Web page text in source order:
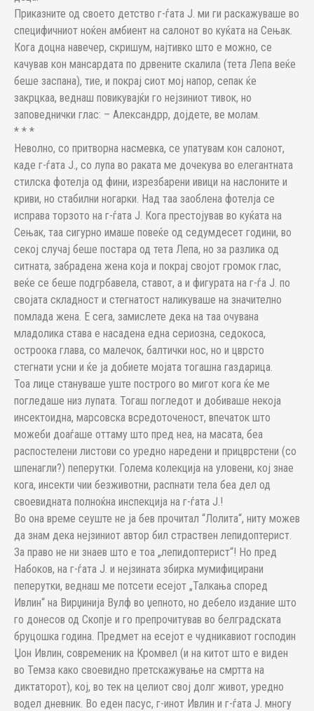
Приказните од своето детство г-ѓата Ј. ми ги раскажуваше во
специфичниот ноќен амбиент на салонот во куќата на Сењак.
Кога доцна навечер, скришум, најтивко што е можно, се
качував кон мансардата по дрвените скалила (тета Лепа веќе
беше заспана), тие, и покрај сиот мој напор, сепак ќе
закрцкаа, веднаш повикувајќи го нејзиниот тивок, но
заповеднички глас: – Александрр, дојдете, ве молам.
* * *
Неволно, со притворна насмевка, се упатувам кон салонот,
каде г-ѓата Ј., со лупа во раката ме дочекува во елегантната
стилска фотелја од фини, изрезбарени ивици на наслоните и
криви, но стабилни ногарки. Над таа заоблена фотелја се
исправа торзото на г-ѓата Ј. Кога престојував во куќата на
Сењак, таа сигурно имаше повеќе од седумдесет години, во
секој случај беше постара од тета Лепа, но за разлика од
ситната, забрадена жена која и покрај својот громок глас,
веќе се беше подгрбавела, ставот, а и фигурата на г-ѓа Ј. по
својата складност и стегнатост наликуваше на значително
помлада жена. Е сега, замислете дека на таа очувана
младолика става е насадена една сериозна, седокоса,
остроока глава, со малечок, балтички нос, но и цврсто
стегнати усни и ќе ја добиете мојата тогашна газдарица.
Тоа лице стануваше уште построго во мигот кога ќе ме
погледаше низ лупата. Тогаш погледот и добиваше некоја
инсектоидна, марсовска всредоточеност, впечаток што
можеби доаѓаше оттаму што пред неа, на масата, беа
распостелени листови со уредно наредени и прицврстени (со
шпенагли?) пеперутки. Голема колекција на уловени, кој знае
кога, инсекти чии безживотни, распнати тела беа дел од
своевидната полноќна инспекција на г-ѓата Ј.!
Во она време сеуште не ја бев прочитал “Лолита“, ниту можев
да знам дека нејзиниот автор бил страствен лепидоптерист.
За право не ни знаев што е тоа „лепидоптерист“! Но пред
Набоков, на г-ѓата Ј. и нејзината збирка мумифицирани
пеперутки, веднаш ме потсети есејот „Талкања според
Ивлин“ на Вирџинија Вулф во џепното, но дебело издание што
го донесов од Скопје и го препрочитував во белградската
бруцошка година. Предмет на есејот е чудникавиот господин
Џон Ивлин, современик на Кромвел (и на китот што е виден
во Темза како своевидно претскажување на смртта на
диктаторот), кој, во тек на целиот свој долг живот, уредно
водел дневник. Во еден пасус, г-инот Ивлин и г-ѓата Ј. многу